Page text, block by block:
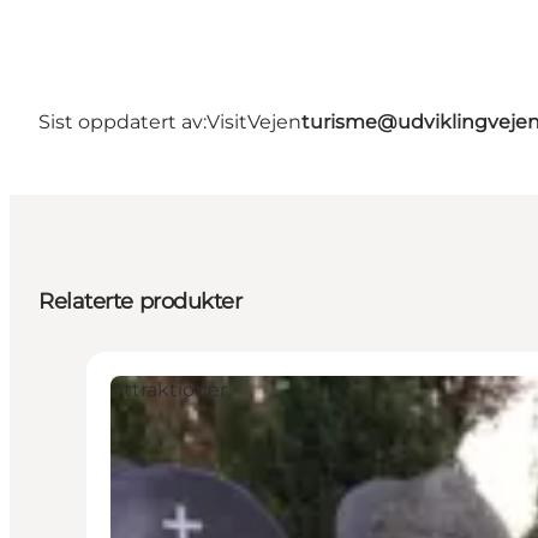
Sist oppdatert av:VisitVejen
Relaterte produkter
Attraktioner